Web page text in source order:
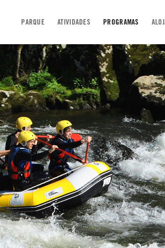
PARQUE ATIVIDADES PROGRAMAS